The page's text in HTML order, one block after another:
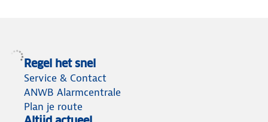
Regel het snel
Service & Contact
ANWB Alarmcentrale
Plan je route